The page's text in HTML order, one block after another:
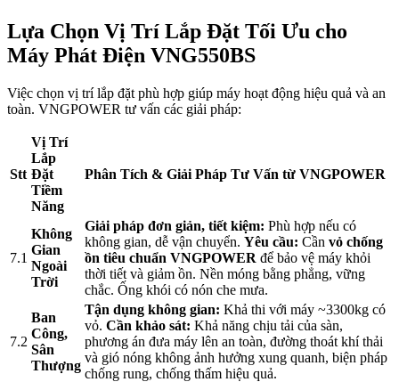
Lựa Chọn Vị Trí Lắp Đặt Tối Ưu cho
Máy Phát Điện VNG550BS
Việc chọn vị trí lắp đặt phù hợp giúp máy hoạt động hiệu quả và an
toàn. VNGPOWER tư vấn các giải pháp:
Stt
Vị Trí
Lắp
Đặt
Tiềm
Năng
Phân Tích & Giải Pháp Tư Vấn từ VNGPOWER
7.1
Không
Gian
Ngoài
Trời
Giải pháp đơn giản, tiết kiệm: Phù hợp nếu có
không gian, dễ vận chuyển. Yêu cầu: Cần vỏ chống
ồn tiêu chuẩn VNGPOWER để bảo vệ máy khỏi
thời tiết và giảm ồn. Nền móng bằng phẳng, vững
chắc. Ống khói có nón che mưa.
7.2
Ban
Công,
Sân
Thượng
Tận dụng không gian: Khả thi với máy ~3300kg có
vỏ. Cần khảo sát: Khả năng chịu tải của sàn,
phương án đưa máy lên an toàn, đường thoát khí thải
và gió nóng không ảnh hưởng xung quanh, biện pháp
chống rung, chống thấm hiệu quả.